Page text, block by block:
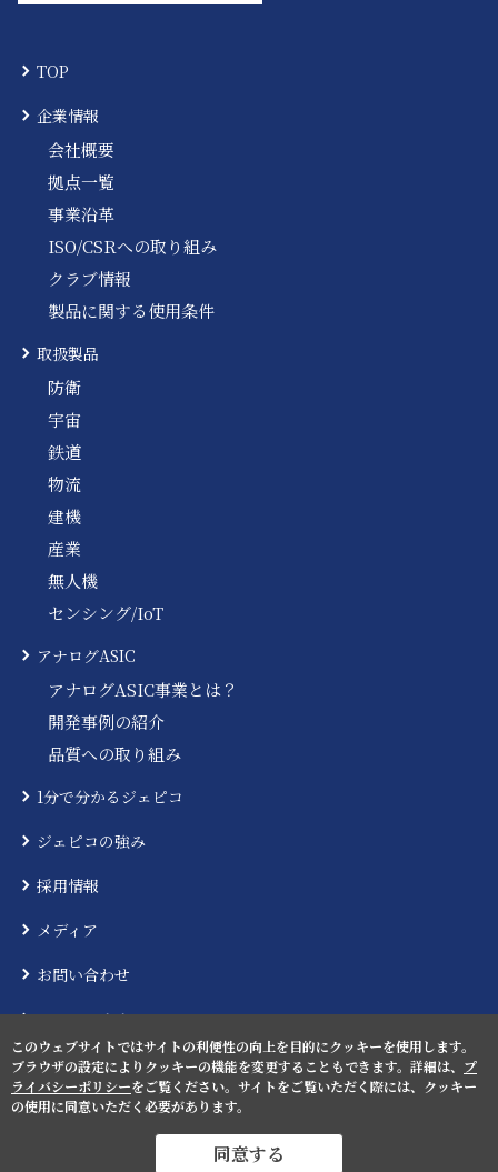
TOP
企業情報
会社概要
拠点一覧
事業沿革
ISO/CSRへの取り組み
クラブ情報
製品に関する使用条件
取扱製品
防衛
宇宙
鉄道
物流
建機
産業
無人機
センシング/IoT
アナログASIC
アナログASIC事業とは？
開発事例の紹介
品質への取り組み
1分で分かるジェピコ
ジェピコの強み
採用情報
メディア
お問い合わせ
ニュースリリース
このウェブサイトではサイトの利便性の向上を目的にクッキーを使用します。
ブラウザの設定によりクッキーの機能を変更することもできます。詳細は、 プ
ライバシーポリシーをご覧ください。サイトをご覧いただく際には、クッキー
の使用に同意いただく必要があります。
同意する